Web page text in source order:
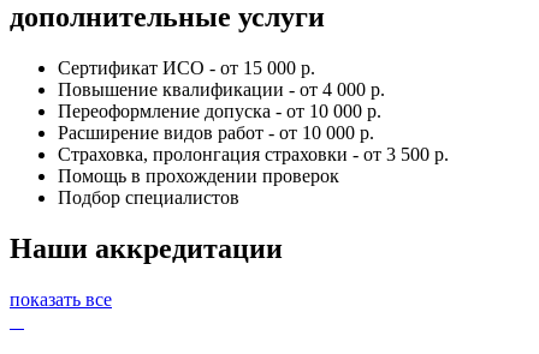
дополнительные услуги
Сертификат ИСО - от 15 000 р.
Повышение квалификации - от 4 000 р.
Переоформление допуска - от 10 000 р.
Расширение видов работ - от 10 000 р.
Страховка, пролонгация страховки - от 3 500 р.
Помощь в прохождении проверок
Подбор специалистов
Наши аккредитации
показать все